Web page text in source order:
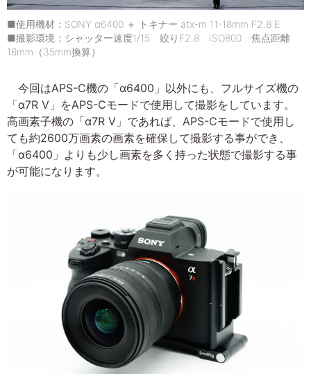
■使用機材：SONY α6400 ＋ トキナー atx-m 11-18mm F2.8 E
■撮影環境：シャッター速度1/15 絞りF2.8 ISO800 焦点距離
16mm（35mm換算）
今回はAPS-C機の「α6400」以外にも、フルサイズ機の
「α7R V」をAPS-Cモードで使用して撮影をしています。
高画素子機の「α7R V」であれば、APS-Cモードで使用し
ても約2600万画素の画素を確保して撮影する事ができ、
「α6400」よりも少し画素を多く持った状態で撮影する事
が可能になります。